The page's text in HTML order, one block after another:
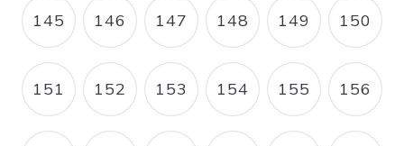
PAGE
145 PAGE
146 PAGE
147 PAGE
148 PAGE
149 PAGE
150
PAGE
151 PAGE
152 PAGE
153 PAGE
154 PAGE
155 PAGE
156